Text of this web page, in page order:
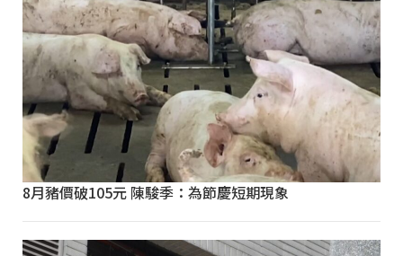
8月豬價破105元 陳駿季：為節慶短期現象